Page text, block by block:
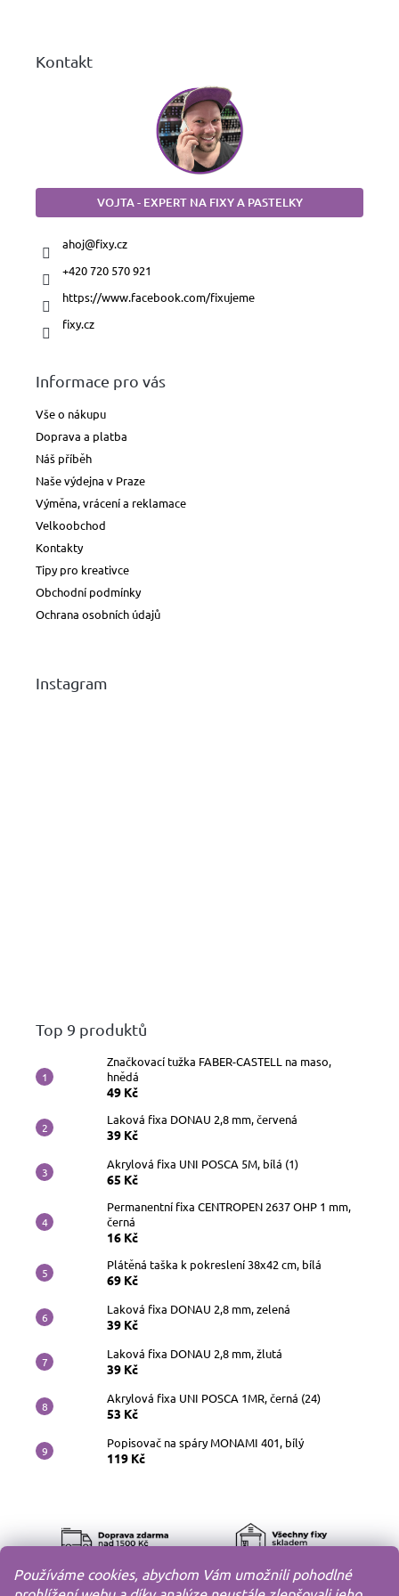
Používáme cookies, abychom Vám umožnili pohodlné
Kontakt
VOJTA - EXPERT NA FIXY A PASTELKY
ahoj@fixy.cz
+420 720 570 921
https://www.facebook.com/fixujeme
fixy.cz
Informace pro vás
Vše o nákupu
Doprava a platba
Náš příběh
Naše výdejna v Praze
Výměna, vrácení a reklamace
Velkoobchod
Kontakty
Tipy pro kreativce
Obchodní podmínky
Ochrana osobních údajů
Instagram
Top 9 produktů
Značkovací tužka FABER-CASTELL na maso,
hnědá
49 Kč
Laková fixa DONAU 2,8 mm, červená
39 Kč
Akrylová fixa UNI POSCA 5M, bílá (1)
65 Kč
Permanentní fixa CENTROPEN 2637 OHP 1 mm,
černá
16 Kč
Plátěná taška k pokreslení 38x42 cm, bílá
69 Kč
Laková fixa DONAU 2,8 mm, zelená
39 Kč
Laková fixa DONAU 2,8 mm, žlutá
39 Kč
Akrylová fixa UNI POSCA 1MR, černá (24)
53 Kč
Popisovač na spáry MONAMI 401, bílý
119 Kč